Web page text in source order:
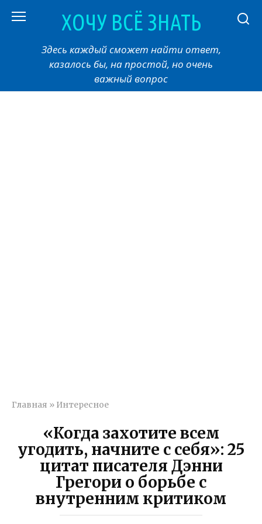
ХОЧУ ВСЁ ЗНАТЬ
Здесь каждый сможет найти ответ,
казалось бы, на простой, но очень
важный вопрос
Главная » Интересное
«Когда захотите всем
угодить, начните с себя»: 25
цитат писателя Дэнни
Грегори о борьбе с
внутренним критиком